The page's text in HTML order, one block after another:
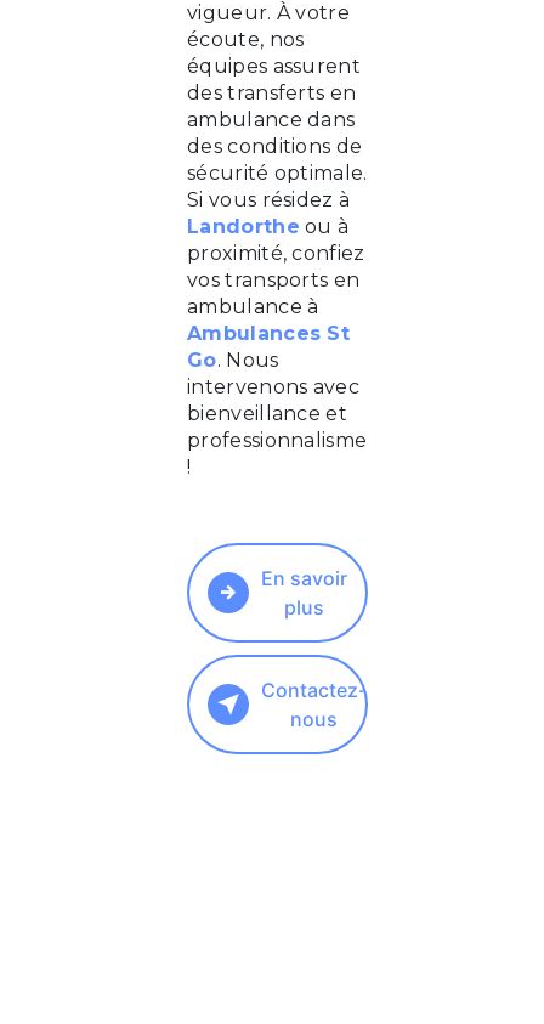
vigueur. À votre
écoute, nos
équipes assurent
des transferts en
ambulance dans
des conditions de
sécurité optimale.
Si vous résidez à
Landorthe ou à
proximité, confiez
vos transports en
ambulance à
Ambulances St
Go. Nous
intervenons avec
bienveillance et
professionnalisme
!
En savoir
plus
Contactez-
nous